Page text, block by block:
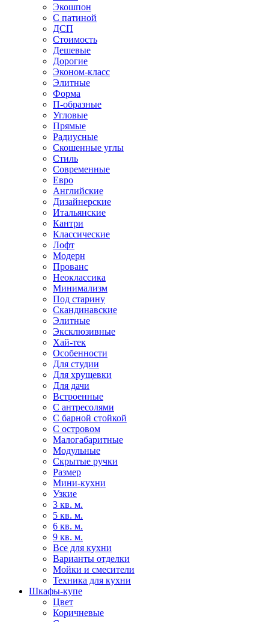
Экошпон
С патиной
ДСП
Стоимость
Дешевые
Дорогие
Эконом-класс
Элитные
Форма
П-образные
Угловые
Прямые
Радиусные
Скошенные углы
Стиль
Современные
Евро
Английские
Дизайнерские
Итальянские
Кантри
Классические
Лофт
Модерн
Прованс
Неоклассика
Минимализм
Под старину
Скандинавские
Элитные
Эксклюзивные
Хай-тек
Особенности
Для студии
Для хрущевки
Для дачи
Встроенные
С антресолями
С барной стойкой
С островом
Малогабаритные
Модульные
Скрытые ручки
Размер
Мини-кухни
Узкие
3 кв. м.
5 кв. м.
6 кв. м.
9 кв. м.
Все для кухни
Варианты отделки
Мойки и смесители
Техника для кухни
Шкафы-купе
Цвет
Коричневые